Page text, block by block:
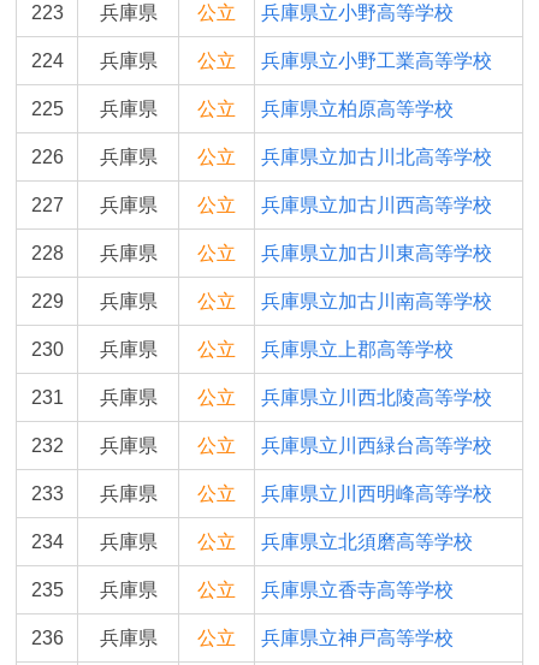
223 兵庫県 公立 兵庫県立小野高等学校
224 兵庫県 公立 兵庫県立小野工業高等学校
225 兵庫県 公立 兵庫県立柏原高等学校
226 兵庫県 公立 兵庫県立加古川北高等学校
227 兵庫県 公立 兵庫県立加古川西高等学校
228 兵庫県 公立 兵庫県立加古川東高等学校
229 兵庫県 公立 兵庫県立加古川南高等学校
230 兵庫県 公立 兵庫県立上郡高等学校
231 兵庫県 公立 兵庫県立川西北陵高等学校
232 兵庫県 公立 兵庫県立川西緑台高等学校
233 兵庫県 公立 兵庫県立川西明峰高等学校
234 兵庫県 公立 兵庫県立北須磨高等学校
235 兵庫県 公立 兵庫県立香寺高等学校
236 兵庫県 公立 兵庫県立神戸高等学校